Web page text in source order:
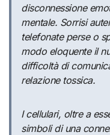
disconnessione
mentale. Sorrisi
telefonate perse o
modo eloquente il
difficoltà di
relazione tossica.
I cellulari, oltre a
simboli di una